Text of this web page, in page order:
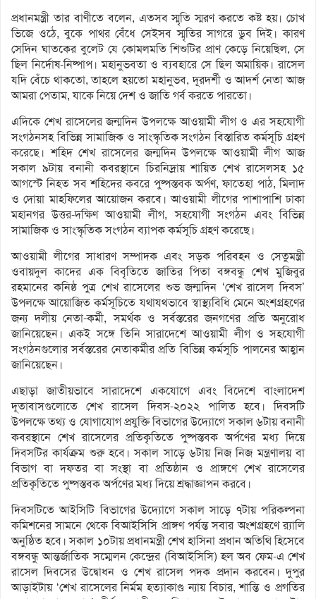
প্রধানমন্ত্রী তার বাণীতে বলেন, এতসব স্মৃতি স্মরণ করতে কষ্ট হয়। চোখ
ভিজে ওঠে, বুকে পাথর বেঁধে সেইসব স্মৃতির সাগরে ডুব দিই। কারণ
সেদিন ঘাতকের বুলেট যে কোমলমতি শিশুটির প্রাণ কেড়ে নিয়েছিল, সে
ছিল নির্দোষ-নিষ্পাপ। মহানুভবতা ও ব্যবহারে সে ছিল অমায়িক। রাসেল
যদি বেঁচে থাকতো, তাহলে হয়তো মহানুভব, দূরদর্শী ও আদর্শ নেতা আজ
আমরা পেতাম, যাকে নিয়ে দেশ ও জাতি গর্ব করতে পারতো।
এদিকে শেখ রাসেলের জন্মদিন উপলক্ষে আওয়ামী লীগ ও এর সহযোগী
সংগঠনসহ বিভিন্ন সামাজিক ও সাংস্কৃতিক সংগঠন বিস্তারিত কর্মসূচি গ্রহণ
করেছে। শহিদ শেখ রাসেলের জন্মদিন উপলক্ষে আওয়ামী লীগ আজ
সকাল ৯টায় বনানী কবরস্থানে চিরনিদ্রায় শায়িত শেখ রাসেলসহ ১৫
আগস্টে নিহত সব শহিদের কবরে পুষ্পস্তবক অর্পণ, ফাতেহা পাঠ, মিলাদ
ও দোয়া মাহফিলের আয়োজন করবে। আওয়ামী লীগের পাশাপাশি ঢাকা
মহানগর উত্তর-দক্ষিণ আওয়ামী লীগ, সহযোগী সংগঠন এবং বিভিন্ন
সামাজিক ও সাংস্কৃতিক সংগঠন ব্যাপক কর্মসূচি গ্রহণ করেছে।
আওয়ামী লীগের সাধারণ সম্পাদক এবং সড়ক পরিবহন ও সেতুমন্ত্রী
ওবায়দুল কাদের এক বিবৃতিতে জাতির পিতা বঙ্গবন্ধু শেখ মুজিবুর
রহমানের কনিষ্ঠ পুত্র শেখ রাসেলের শুভ জন্মদিন ‘শেখ রাসেল দিবস’
উপলক্ষে আয়োজিত কর্মসূচিতে যথাযথভাবে স্বাস্থ্যবিধি মেনে অংশগ্রহণের
জন্য দলীয় নেতা-কর্মী, সমর্থক ও সর্বস্তরের জনগণের প্রতি অনুরোধ
জানিয়েছেন। একই সঙ্গে তিনি সারাদেশে আওয়ামী লীগ ও সহযোগী
সংগঠনগুলোর সর্বস্তরের নেতাকর্মীর প্রতি বিভিন্ন কর্মসূচি পালনের আহ্বান
জানিয়েছেন।
এছাড়া জাতীয়ভাবে সারাদেশে একযোগে এবং বিদেশে বাংলাদেশ
দূতাবাসগুলোতে শেখ রাসেল দিবস-২০২২ পালিত হবে। দিবসটি
উপলক্ষে তথ্য ও যোগাযোগ প্রযুক্তি বিভাগের উদ্যোগে সকাল ৬টায় বনানী
কবরস্থানে শেখ রাসেলের প্রতিকৃতিতে পুষ্পস্তবক অর্পণের মধ্য দিয়ে
দিবসটির কার্যক্রম শুরু হবে। সকাল সাড়ে ৬টায় নিজ নিজ মন্ত্রণালয় বা
বিভাগ বা দফতর বা সংস্থা বা প্রতিষ্ঠান ও প্রাঙ্গণে শেখ রাসেলের
প্রতিকৃতিতে পুষ্পস্তবক অর্পণের মধ্য দিয়ে শ্রদ্ধাজ্ঞাপন করবে।
দিবসটিতে আইসিটি বিভাগের উদ্যোগে সকাল সাড়ে ৭টায় পরিকল্পনা
কমিশনের সামনে থেকে বিআইসিসি প্রাঙ্গণ পর্যন্ত সবার অংশগ্রহণে র‌্যালি
অনুষ্ঠিত হবে। সকাল ১০টায় প্রধানমন্ত্রী শেখ হাসিনা প্রধান অতিথি হিসেবে
বঙ্গবন্ধু আন্তর্জাতিক সম্মেলন কেন্দ্রের (বিআইসিসি) হল অব ফেম-এ শেখ
রাসেল দিবসের উদ্বোধন ও শেখ রাসেল পদক প্রদান করবেন। দুপুর
আড়াইটায় ‘শেখ রাসেলের নির্মম হত্যাকাণ্ড ন্যায় বিচার, শান্তি ও প্রগতির